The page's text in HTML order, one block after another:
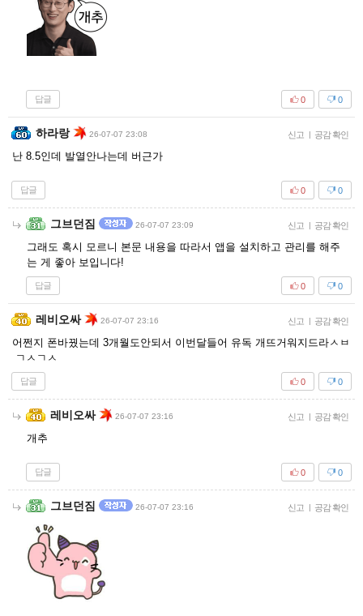
답글 0
0
하라랑 26-07-07 23:08 신고 | 공감 확인
난 8.5인데 발열안나는데 버근가
답글 0
0
그브던짐 26-07-07 23:09 신고 | 공감 확인
그래도 혹시 모르니 본문 내용을 따라서 앱을 설치하고 관리를 해주
는 게 좋아 보입니다!
답글 0
0
레비오싸 26-07-07 23:16 신고 | 공감 확인
어쩐지 폰바꿨는데 3개월도안되서 이번달들어 유독 개뜨거워지드라ㅅㅂ
ㄱㅅㄱㅅ
답글 0
0
레비오싸 26-07-07 23:16 신고 | 공감 확인
개추
답글 0
0
그브던짐 26-07-07 23:16 신고 | 공감 확인